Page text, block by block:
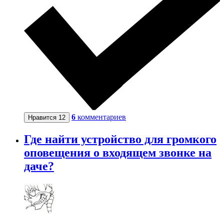
Нравится 12 6 комментариев
Где найти устройство для громкого
оповещения о входящем звонке на
даче?